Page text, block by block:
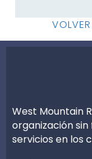
recursos
West Mountain
organización
servicios en los